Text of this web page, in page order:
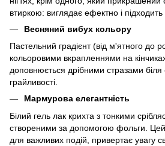
втиркою: виглядає ефектно і підходить
Весняний вибух кольору
Пастельний градієнт (від м'ятного до
кольоровими вкрапленнями на кінчиках
доповнюється дрібними стразами біля
грайливості.
Мармурова елегантність
Білий гель лак крихта з тонкими
створеними за допомогою фольги. Цей
для важливих подій, привертає увагу